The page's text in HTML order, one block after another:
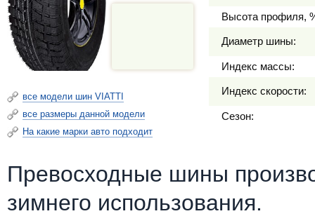
все модели шин VIATTI
все размеры данной модели
На какие марки авто подходит
Высота профиля,
Диаметр шины:
Индекс массы:
Индекс скорости:
Сезон:
Превосходные шины
зимнего использования.